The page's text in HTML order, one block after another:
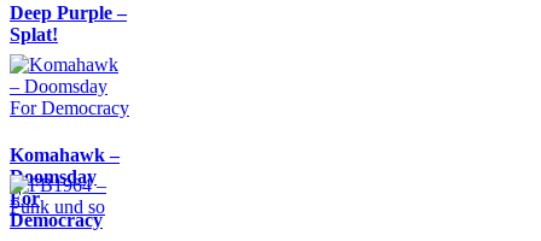
Deep Purple –
Splat!
Komahawk –
Doomsday
For
Democracy